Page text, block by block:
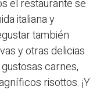
el restaurante se
italiana y
también
y otras delicias
carnes,
risottos. ¡Y